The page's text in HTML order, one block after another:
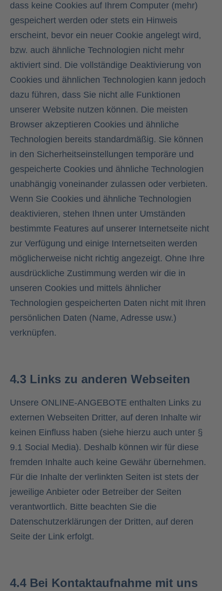
dass keine Cookies auf Ihrem Computer (mehr)
gespeichert werden oder stets ein Hinweis
erscheint, bevor ein neuer Cookie angelegt wird,
bzw. auch ähnliche Technologien nicht mehr
aktiviert sind. Die vollständige Deaktivierung von
Cookies und ähnlichen Technologien kann jedoch
dazu führen, dass Sie nicht alle Funktionen
unserer Website nutzen können. Die meisten
Browser akzeptieren Cookies und ähnliche
Technologien bereits standardmäßig. Sie können
in den Sicherheitseinstellungen temporäre und
gespeicherte Cookies und ähnliche Technologien
unabhängig voneinander zulassen oder verbieten.
Wenn Sie Cookies und ähnliche Technologien
deaktivieren, stehen Ihnen unter Umständen
bestimmte Features auf unserer Internetseite nicht
zur Verfügung und einige Internetseiten werden
möglicherweise nicht richtig angezeigt. Ohne Ihre
ausdrückliche Zustimmung werden wir die in
unseren Cookies und mittels ähnlicher
Technologien gespeicherten Daten nicht mit Ihren
persönlichen Daten (Name, Adresse usw.)
verknüpfen.
4.3 Links zu anderen Webseiten
Unsere ONLINE-ANGEBOTE enthalten Links zu
externen Webseiten Dritter, auf deren Inhalte wir
keinen Einfluss haben (siehe hierzu auch unter §
9.1 Social Media). Deshalb können wir für diese
fremden Inhalte auch keine Gewähr übernehmen.
Für die Inhalte der verlinkten Seiten ist stets der
jeweilige Anbieter oder Betreiber der Seiten
verantwortlich. Bitte beachten Sie die
Datenschutzerklärungen der Dritten, auf deren
Seite der Link erfolgt.
4.4 Bei Kontaktaufnahme mit uns